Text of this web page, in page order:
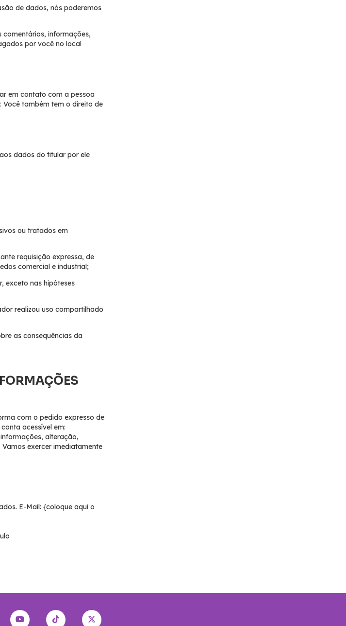
de dados, nós poderemos
comentários, informações,
por você no local
em contato com a pessoa
. Você também tem o direito de
dados do titular por ele
ou tratados em
requisição expressa, de
comercial e industrial;
exceto nas hipóteses
realizou uso compartilhado
as consequências da
com o pedido expresso de
acessível em:
alteração,
exercer imediatamente
E-Mail: {coloque aqui o